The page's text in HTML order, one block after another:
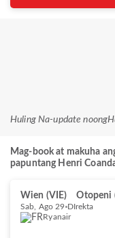
Huling Na-update noong
Mag-book at makuha
papuntang Henri
Wien (VIE) Otopeni
Sab, Ago 29 DIrekta
Ryanair